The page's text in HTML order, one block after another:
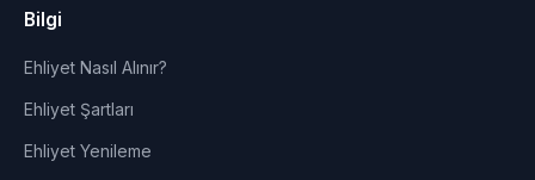
Bilgi
Ehliyet Nasıl Alınır?
Ehliyet Şartları
Ehliyet Yenileme